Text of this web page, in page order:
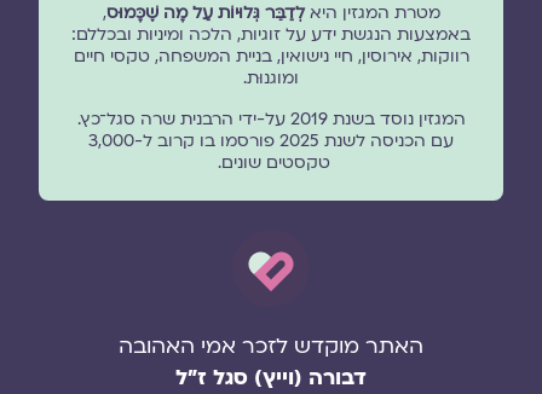
מטרת המגזין היאלְדַבֵּר גְּלוּיוֹת עַל מָה שֶׁכָּמוּס,
באמצעות הנגשת ידע על זוגיות, הלכה ומיניות ובכללם:
רווקות, אירוסין, חיי נישואין, בניית המשפחה, טקסי חיים
ומוגנוּת.
המגזין נוסד בשנת 2019 על-ידי הרבנית שרה סגל־כץ.
עם הכניסה לשנת 2025 פורסמו בו קרוב ל-3,000
טקסטים שונים.
האתר מוקדש לזכר אמי האהובה
דבורה (וייץ) סגל ז"ל